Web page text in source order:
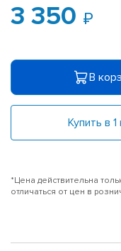
3 350
В
Купить в 1
*Цена действительна
отличаться от цен в